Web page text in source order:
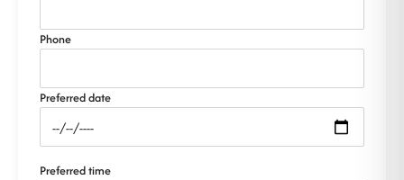
Phone
Preferred date
Preferred time